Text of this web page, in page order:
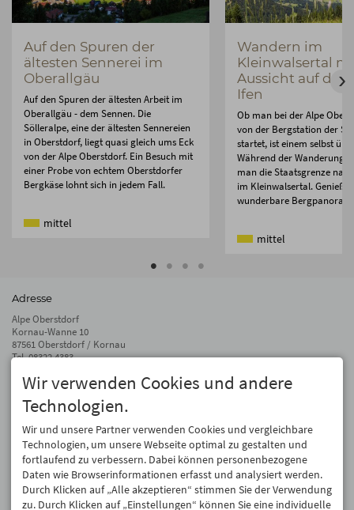
Auf den Spuren der
ältesten Sennerei im
Oberallgäu
Auf den Spuren der ältesten Arbeit im
Oberallgäu - dem Sennen. Die
Sölleralpe, eine der ältesten Sennereien
in Oberstdorf, liegt quasi gleich ums Eck
von der Alpe Oberstdorf. Ein Besuch mit
einer Probe von echtem Oberstdorfer
Bergkäse lohnt sich in jedem Fall.
mittel
Wandern im
Kleinwalsertal
Aussicht auf den
Ifen
Ob man bei der Alpe
von der Bergstation der
startet, ist einem selbst
Während der Wanderung
man die Staatsgrenze
im Kleinwalsertal. Genieße
wunderbare
mittel
Adresse
Alpe Oberstdorf
Kornau-Wanne 10
87561 Oberstdorf / Kornau
Tel.08322 4383
info@alpe-oberstdorf.de
Auf dem Laufenden bleiben
Wir geben Deine E-Mail-Adresse nicht weiter. Wir mögen auch keinen Spam.
Versprochen! Eine Abmeldung ist jederzeit möglich.
Anmelden
Wir verwenden Cookies und andere
Technologien.
Wir und unsere Partner verwenden Cookies und vergleichbare
Technologien, um unsere Webseite optimal zu gestalten und
fortlaufend zu verbessern. Dabei können personenbezogene
Daten wie Browserinformationen erfasst und analysiert werden.
Durch Klicken auf „Alle akzeptieren“ stimmen Sie der Verwendung
zu. Durch Klicken auf „Einstellungen“ können Sie eine individuelle